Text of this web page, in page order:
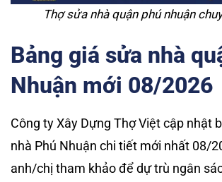
Thợ sửa nhà quận phú nhuận
Bảng giá sửa nhà
Nhuận mới 08/2026
Công ty Xây Dựng Thợ Việt cập nhật
nhà Phú Nhuận chi tiết mới nhất 08/
anh/chị tham khảo để dự trù ngân